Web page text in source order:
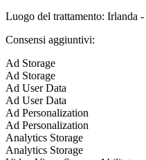
Luogo del trattamento: Irlanda -
Consensi aggiuntivi:
Ad Storage
Ad Storage
Ad User Data
Ad User Data
Ad Personalization
Ad Personalization
Analytics Storage
Analytics Storage